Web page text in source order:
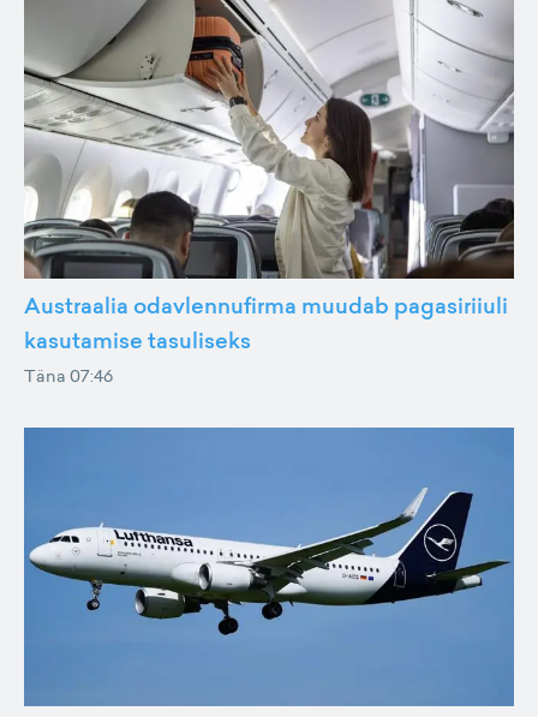
Austraalia odavlennufirma muudab pagasiriiuli
kasutamise tasuliseks
Täna 07:46